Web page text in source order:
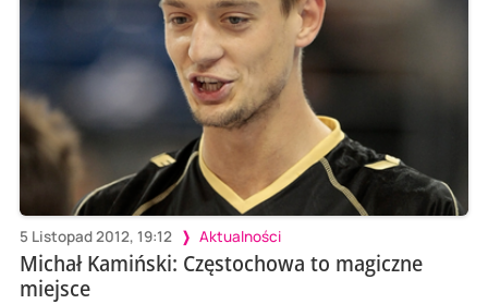
5 Listopad 2012, 19:12 Aktualności
Michał Kamiński: Częstochowa to magiczne
miejsce